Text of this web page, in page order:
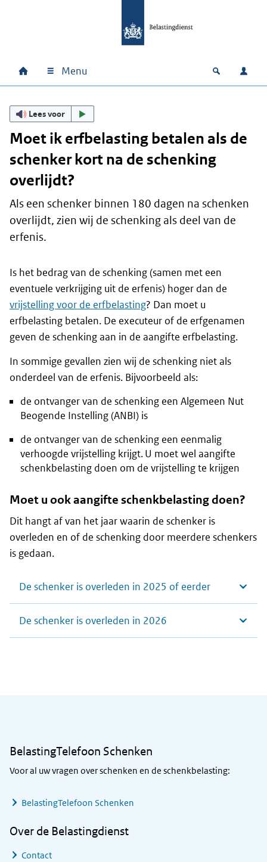
Hoofdnavigatie
Home Menu Open
Lees voor
Moet ik erfbelasting betalen als de
schenker kort na de schenking
overlijdt?
Als een schenker binnen 180 dagen na schenken
overlijdt, zien wij de schenking als deel van de
erfenis.
Is het bedrag van de schenking (samen met een
eventuele verkrijging uit de erfenis) hoger dan de
vrijstelling voor de erfbelasting? Dan moet u
erfbelasting betalen. De executeur of de erfgenamen
geven de schenking aan in de aangifte erfbelasting.
In sommige gevallen zien wij de schenking niet als
onderdeel van de erfenis. Bijvoorbeeld als:
de ontvanger van de schenking een Algemeen Nut
Beogende Instelling (ANBI) is
de ontvanger van de schenking een eenmalig
verhoogde vrijstelling krijgt. U moet wel aangifte
schenkbelasting doen om de vrijstelling te krijgen
Moet u ook aangifte schenkbelasting doen?
Dit hangt af van het jaar waarin de schenker is
overleden en of de schenking door meerdere schenkers
is gedaan.
De schenker is overleden in 2025 of eerder
De schenker is overleden in 2026
BelastingTelefoon Schenken
Voor al uw vragen over schenken en de schenkbelasting:
BelastingTelefoon Schenken
Over de Belastingdienst
Contact